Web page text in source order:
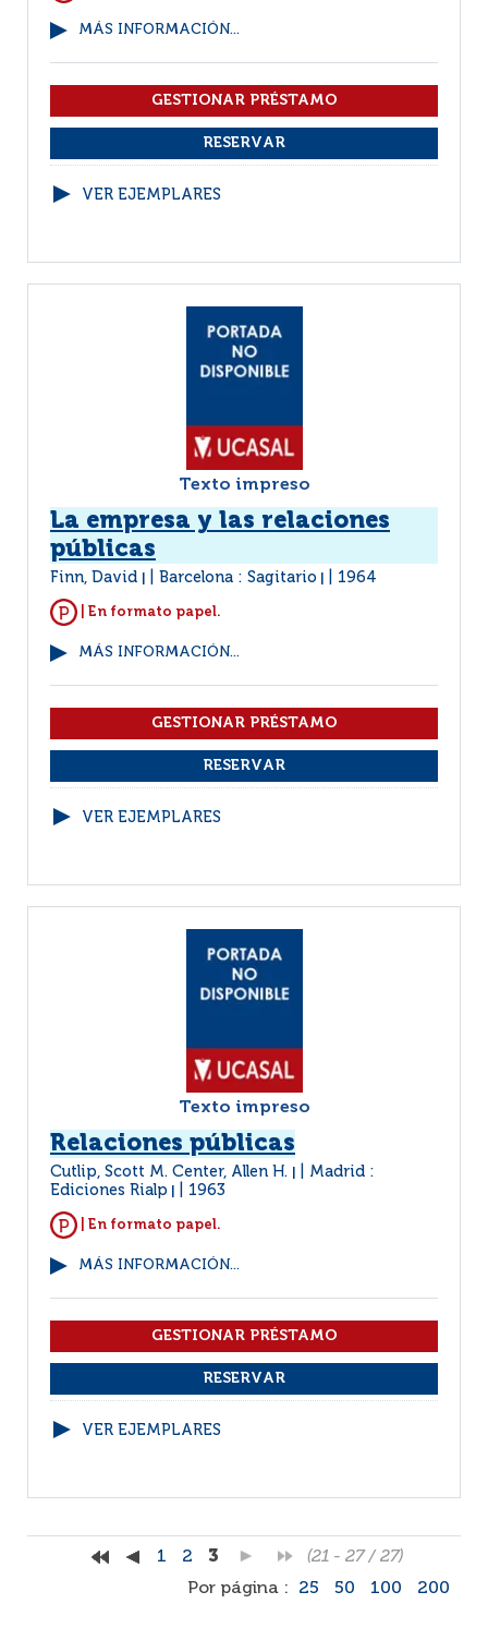
MÁS INFORMACIÓN...
VER EJEMPLARES
Texto impreso
La empresa y las relaciones
públicas
Finn, David Barcelona : Sagitario 1964
| En formato papel.
MÁS INFORMACIÓN...
VER EJEMPLARES
Texto impreso
Relaciones públicas
Cutlip, Scott M. Center, Allen H.
Madrid :
Ediciones Rialp
1963
| En formato papel.
MÁS INFORMACIÓN...
VER EJEMPLARES
1 2 3
(21 - 27 / 27)
Por página :
25 50 100 200